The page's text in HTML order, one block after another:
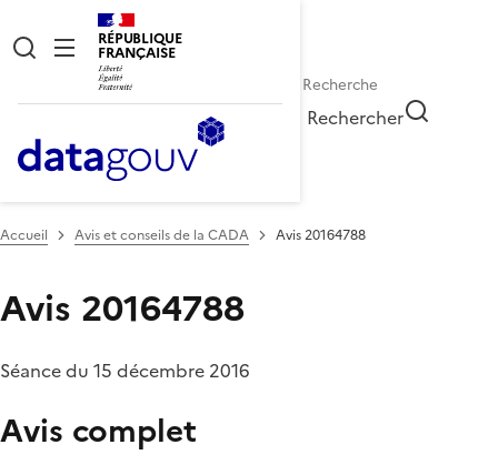
RÉPUBLIQUE
FRANÇAISE
Rechercher
Accueil Avis et conseils de la CADA Avis 20164788
Avis 20164788
Séance du 15 décembre 2016
Avis complet